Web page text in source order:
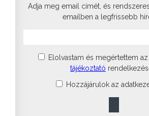
Adja meg email címét, és
emailben a legfrissebb
Elolvastam és megértettem az
tájékoztató
Hozzájárulok az